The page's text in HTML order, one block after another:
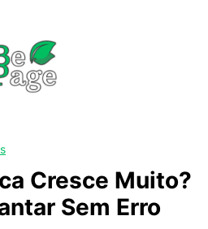
Cresce Muito?
Sem Erro